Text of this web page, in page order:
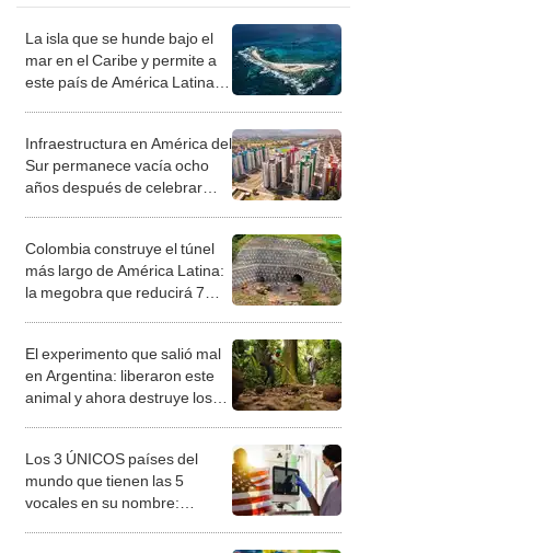
La isla que se hunde bajo el
mar en el Caribe y permite a
este país de América Latina
Infraestructura en América del
Sur permanece vacía ocho
años después de celebrar
Colombia construye el túnel
más largo de América Latina:
la megobra que reducirá 7
país
El experimento que salió mal
en Argentina: liberaron este
animal y ahora destruye los
Los 3 ÚNICOS países del
mundo que tienen las 5
vocales en su nombre: